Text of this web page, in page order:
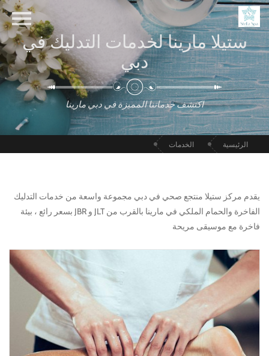
ستيلا مارينا لخدمات التدليك في
دبي
اكتشف خدماتنا المميزة في دبي مارينا
الرئيسية الخدمات
يقدم مركز ستيلا منتجع صحي في دبي مجموعة واسعة من خدمات التدليك
الفاخرة والحمام الملكي في مارينا بالقرب من JLT و JBR بسعر رائع ، بيئة
فاخرة مع موسيقى مريحة